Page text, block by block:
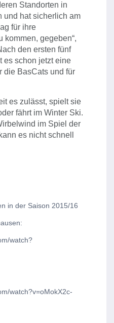
Standorten in
und hat sicherlich am
für ihre
kommen, gegeben“,
den ersten fünf
es schon jetzt eine
die BasCats und für
es zulässt, spielt sie
fährt im Winter Ski.
im Spiel der
es nicht schnell
in der Saison 2015/16
watch?
watch?v=oMokX2c-